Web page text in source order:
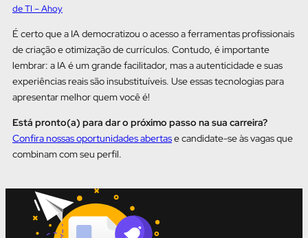
de TI – Ahoy
É certo que a IA democratizou o acesso a ferramentas profissionais
de criação e otimização de currículos. Contudo, é importante
lembrar: a IA é um grande facilitador, mas a autenticidade e suas
experiências reais são insubstituíveis. Use essas tecnologias para
apresentar melhor quem você é!
Está pronto(a) para dar o próximo passo na sua carreira?
Confira nossas oportunidades abertase candidate-se às vagas que
combinam com seu perfil.